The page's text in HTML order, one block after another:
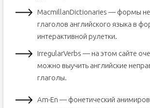
MacmillanDictionaries — формы
глаголов английского языка в
интерактивной рулетки.
IrregularVerbs — на этом сайте
можно выучить английские
глаголы.
Am-En — фонетический